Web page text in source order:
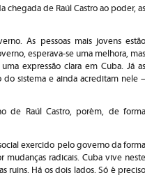
de Raúl Castro ao poder, as
As pessoas mais jovens estão
esperava-se uma melhora, mas
expressão clara em Cuba. Já as
sistema e ainda acreditam nele –
de Raúl Castro, porém, de forma
exercido pelo governo da forma
mudanças radicais. Cuba vive neste
ruins. Há os dois lados. Só é preciso